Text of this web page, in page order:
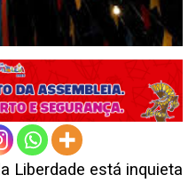
Liberdade está inquieta